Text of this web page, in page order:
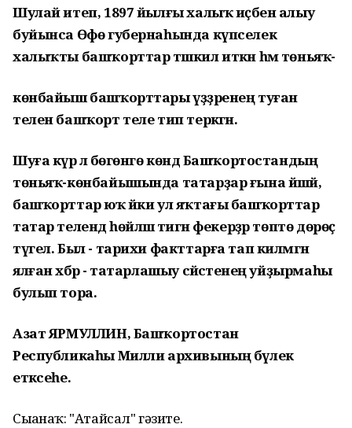
Шулай итеп, 1897 йылғы халыҡ иҫәбен алыу
буйынса Өфө губернаһында күпселек
халыҡты башҡорттар тәшкил иткән һәм төньяҡ-
көнбайыш башҡорттары үҙҙәренең туған
телен башҡорт теле тип теркәгән.
Шуға күрә лә бөгөнгө көндә Башҡортостандың
төньяҡ-көнбайышында татарҙар ғына йәшәй,
башҡорттар юҡ йәки ул яҡтағы башҡорттар
татар телендә һөйләшә тигән фекерҙәр төптө дөрөҫ
түгел. Был - тарихи факттарға тап килмәгән
ялған хәбәр - татарлашыу сәйәсәтенең уйҙырмаһы
булып тора.
Азат ЯРМУЛЛИН, Башҡортостан
Республикаһы Милли архивының бүлек
етәксеһе.
Сығанаҡ: "Атайсал" гәзите.